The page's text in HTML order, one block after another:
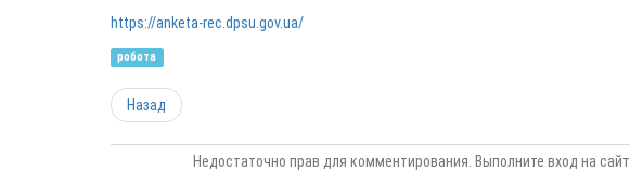
https://anketa-rec.dpsu.gov.ua/
робота
Назад
Недостаточно прав для комментирования. Выполните вход на сайт